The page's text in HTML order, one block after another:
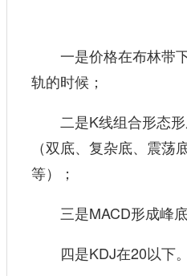
一是价格在布林带
轨的时候；
二是K线组合形态
（双底、复杂底、震荡
等）；
三是MACD形成峰底
四是KDJ在20以下。